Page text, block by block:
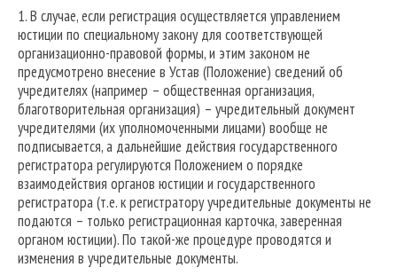
1. В случае, если регистрация осуществляется управлением
юстиции по специальному закону для соответствующей
организационно-правовой формы, и этим законом не
предусмотрено внесение в Устав (Положение) сведений об
учредителях (например – общественная организация,
благотворительная организация) – учредительный документ
учредителями (их уполномоченными лицами) вообще не
подписывается, а дальнейшие действия государственного
регистратора регулируются Положением о порядке
взаимодействия органов юстиции и государственного
регистратора (т.е. к регистратору учредительные документы не
подаются – только регистрационная карточка, заверенная
органом юстиции). По такой-же процедуре проводятся и
изменения в учредительные документы.